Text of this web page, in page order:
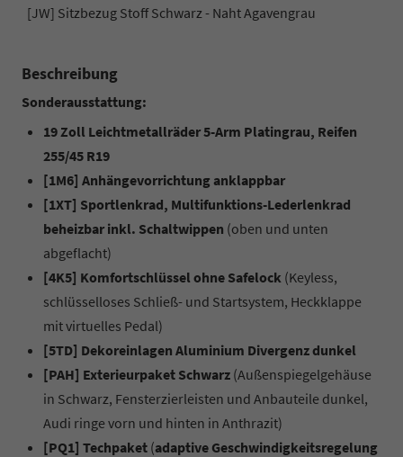
[JW] Sitzbezug Stoff Schwarz - Naht Agavengrau
Beschreibung
Sonderausstattung:
19 Zoll Leichtmetallräder 5-Arm Platingrau, Reifen
255/45 R19
[1M6] Anhängevorrichtung anklappbar
[1XT] Sportlenkrad, Multifunktions-Lederlenkrad
beheizbar inkl. Schaltwippen (oben und unten
abgeflacht)
[4K5] Komfortschlüssel ohne Safelock (Keyless,
schlüsselloses Schließ- und Startsystem, Heckklappe
mit virtuelles Pedal)
[5TD] Dekoreinlagen Aluminium Divergenz dunkel
[PAH] Exterieurpaket Schwarz (Außenspiegelgehäuse
in Schwarz, Fensterzierleisten und Anbauteile dunkel,
Audi ringe vorn und hinten in Anthrazit)
[PQ1] Techpaket (adaptive Geschwindigkeitsregelung